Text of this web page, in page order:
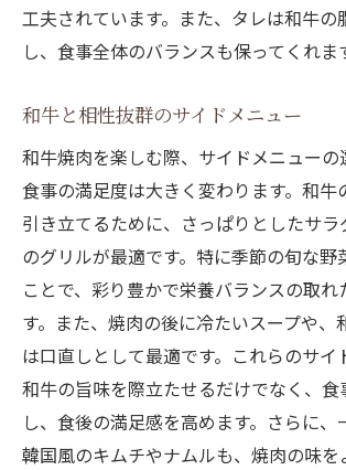
工夫されています。また、タレは和牛の
し、食事全体のバランスも保ってくれま
和牛と相性抜群のサイドメニュー
和牛焼肉を楽しむ際、サイドメニューの
食事の満足度は大きく変わります。和牛
引き立てるために、さっぱりとしたサ
のグリルが最適です。特に季節の旬な野
ことで、彩り豊かで栄養バランスの取れ
す。また、焼肉の後に冷たいスープや、
は口直しとして最適です。これらのサイ
和牛の旨味を際立たせるだけでなく、食
し、食後の満足感を高めます。さらに、
韓国風のキムチやナムルも、焼肉の味を